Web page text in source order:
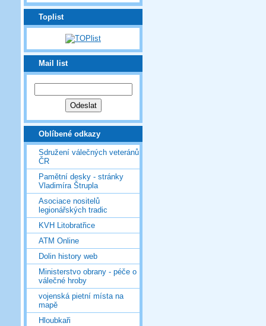
Toplist
Mail list
Oblíbené odkazy
Sdružení válečných veteránů
ČR
Pamětní desky - stránky
Vladimíra Štrupla
Asociace nositelů
legionářských tradic
KVH Litobratřice
ATM Online
Dolin history web
Ministerstvo obrany - péče o
válečné hroby
vojenská pietní místa na
mapě
Hloubkaři